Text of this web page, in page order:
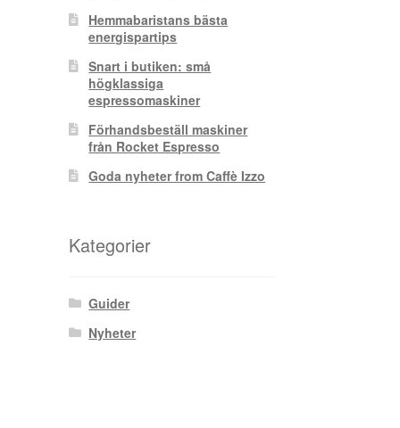
Hemmabaristans bästa
energispartips
Snart i butiken: små
högklassiga
espressomaskiner
Förhandsbeställ maskiner
från Rocket Espresso
Goda nyheter from Caffè Izzo
Kategorier
Guider
Nyheter